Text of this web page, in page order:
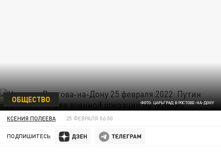
ФОТО: ЦАРЬГРАД В РОСТОВЕ-НА-ДОНУ
ОБЩЕСТВО
КСЕНИЯ ПОЛЕЕВА 25 ФЕВРАЛЯ 06:00
ПОДПИШИТЕСЬ: